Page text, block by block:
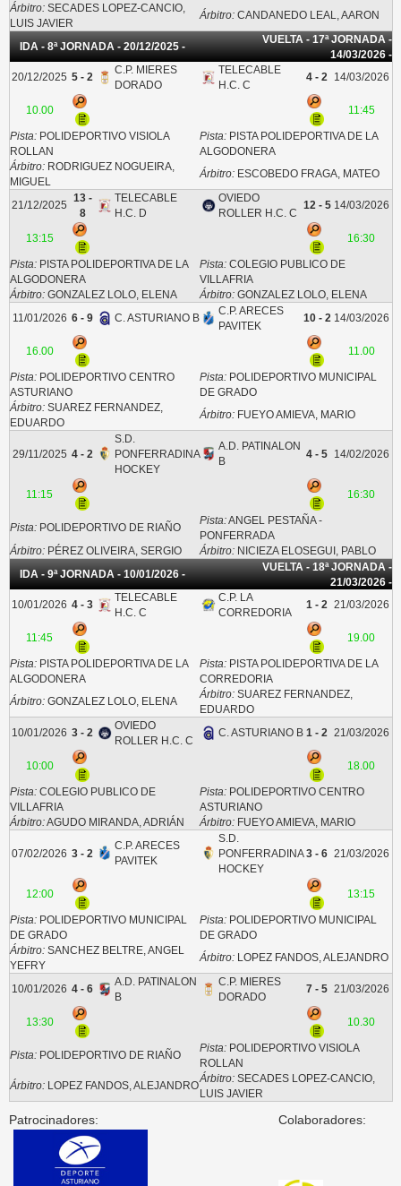
Árbitro:SECADES LOPEZ-CANCIO,
LUIS JAVIER
Árbitro:CANDANEDO LEAL, AARON
IDA - 8ª JORNADA - 20/12/2025 -
VUELTA - 17ª JORNADA -
14/03/2026 -
20/12/2025 5 - 2
C.P. MIERES
DORADO
TELECABLE
H.C. C
4 - 2 14/03/2026
10.00 11:45
Pista:POLIDEPORTIVO VISIOLA
ROLLAN
Pista:PISTA POLIDEPORTIVA DE LA
ALGODONERA
Árbitro:RODRIGUEZ NOGUEIRA,
MIGUEL
Árbitro:ESCOBEDO FRAGA, MATEO
21/12/2025
13 -
8
TELECABLE
H.C. D
OVIEDO
ROLLER H.C. C
12 - 5 14/03/2026
13:15 16:30
Pista:PISTA POLIDEPORTIVA DE LA
ALGODONERA
Pista:COLEGIO PUBLICO DE
VILLAFRIA
Árbitro:GONZALEZ LOLO, ELENA Árbitro:GONZALEZ LOLO, ELENA
11/01/2026 6 - 9 C. ASTURIANO B
C.P. ARECES
PAVITEK
10 - 2 14/03/2026
16.00 11.00
Pista:POLIDEPORTIVO CENTRO
ASTURIANO
Pista:POLIDEPORTIVO MUNICIPAL
DE GRADO
Árbitro:SUAREZ FERNANDEZ,
EDUARDO
Árbitro:FUEYO AMIEVA, MARIO
29/11/2025 4 - 2
S.D.
PONFERRADINA
HOCKEY
A.D. PATINALON
B
4 - 5 14/02/2026
11:15 16:30
Pista:POLIDEPORTIVO DE RIAÑO
Pista:ANGEL PESTAÑA -
PONFERRADA
Árbitro:PÉREZ OLIVEIRA, SERGIO Árbitro:NICIEZA ELOSEGUI, PABLO
IDA - 9ª JORNADA - 10/01/2026 -
VUELTA - 18ª JORNADA -
21/03/2026 -
10/01/2026 4 - 3
TELECABLE
H.C. C
C.P. LA
CORREDORIA
1 - 2 21/03/2026
11:45 19.00
Pista:PISTA POLIDEPORTIVA DE LA
ALGODONERA
Pista:PISTA POLIDEPORTIVA DE LA
CORREDORIA
Árbitro:GONZALEZ LOLO, ELENA
Árbitro:SUAREZ FERNANDEZ,
EDUARDO
10/01/2026 3 - 2
OVIEDO
ROLLER H.C. C
C. ASTURIANO B 1 - 2 21/03/2026
10:00 18.00
Pista:COLEGIO PUBLICO DE
VILLAFRIA
Pista:POLIDEPORTIVO CENTRO
ASTURIANO
Árbitro:AGUDO MIRANDA, ADRIÁN Árbitro:FUEYO AMIEVA, MARIO
07/02/2026 3 - 2
C.P. ARECES
PAVITEK
S.D.
PONFERRADINA
HOCKEY
3 - 6 21/03/2026
12:00 13:15
Pista:POLIDEPORTIVO MUNICIPAL
DE GRADO
Pista:POLIDEPORTIVO MUNICIPAL
DE GRADO
Árbitro:SANCHEZ BELTRE, ANGEL
YEFRY
Árbitro:LOPEZ FANDOS, ALEJANDRO
10/01/2026 4 - 6
A.D. PATINALON
B
C.P. MIERES
DORADO
7 - 5 21/03/2026
13:30 10.30
Pista:POLIDEPORTIVO DE RIAÑO
Pista:POLIDEPORTIVO VISIOLA
ROLLAN
Árbitro:LOPEZ FANDOS, ALEJANDRO
Árbitro:SECADES LOPEZ-CANCIO,
LUIS JAVIER
Patrocinadores: Colaboradores: